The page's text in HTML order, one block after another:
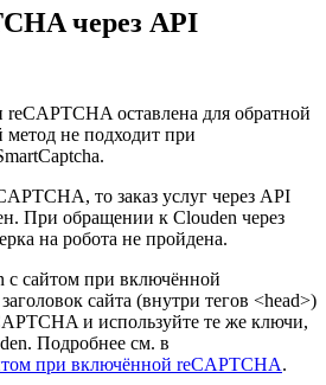
через API
оставлена для обратной
не подходит при
то заказ услуг через API
При обращении к Clouden через
на робота не пройдена.
с сайтом при включённой
сайта (внутри тегов <head>)
и используйте те же ключи,
Подробнее см. в
при включённой reCAPTCHA.